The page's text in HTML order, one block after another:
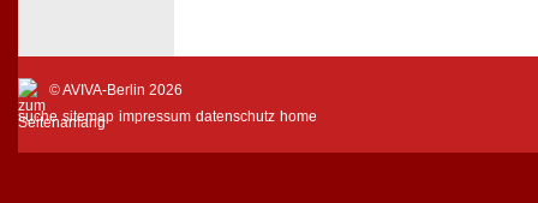
© AVIVA-Berlin 2026
suche sitemap impressum datenschutz home